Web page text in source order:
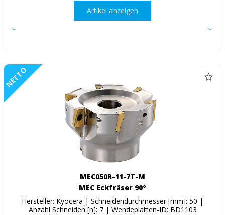
Artikel anzeigen
NETTO
MEC050R-11-7T-M
MEC Eckfräser 90°
Hersteller: Kyocera | Schneidendurchmesser [mm]: 50 |
Anzahl Schneiden [n]: 7 | Wendeplatten-ID: BD1103